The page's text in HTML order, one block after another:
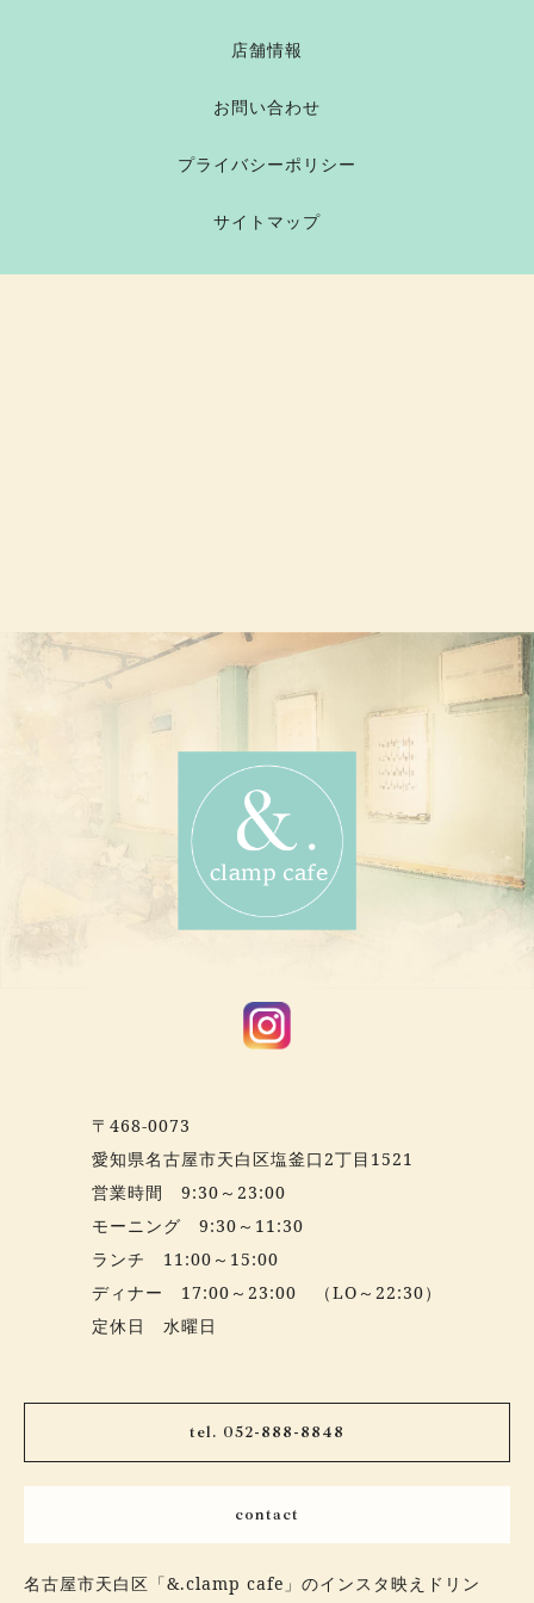
店舗情報
お問い合わせ
プライバシーポリシー
サイトマップ
〒468-0073
愛知県名古屋市天白区塩釜口2丁目1521
営業時間 9:30～23:00
モーニング 9:30～11:30
ランチ 11:00～15:00
ディナー 17:00～23:00 （LO～22:30）
定休日 水曜日
tel. 052-888-8848
contact
名古屋市天白区「&.clamp cafe」のインスタ映えドリン